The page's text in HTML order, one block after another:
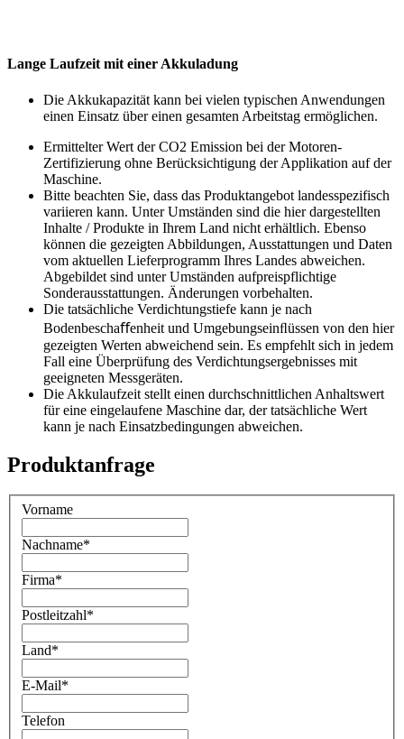
Lange Laufzeit mit einer Akkuladung
Die Akkukapazität kann bei vielen typischen Anwendungen
einen Einsatz über einen gesamten Arbeitstag ermöglichen.
Ermittelter Wert der CO2 Emission bei der Motoren-
Zertifizierung ohne Berücksichtigung der Applikation auf der
Maschine.
Bitte beachten Sie, dass das Produktangebot landesspezifisch
variieren kann. Unter Umständen sind die hier dargestellten
Inhalte / Produkte in Ihrem Land nicht erhältlich. Ebenso
können die gezeigten Abbildungen, Ausstattungen und Daten
vom aktuellen Lieferprogramm Ihres Landes abweichen.
Abgebildet sind unter Umständen aufpreispflichtige
Sonderausstattungen. Änderungen vorbehalten.
Die tatsächliche Verdichtungstiefe kann je nach
Bodenbeschaﬀenheit und Umgebungseinﬂüssen von den hier
gezeigten Werten abweichend sein. Es empfehlt sich in jedem
Fall eine Überprüfung des Verdichtungsergebnisses mit
geeigneten Messgeräten.
Die Akkulaufzeit stellt einen durchschnittlichen Anhaltswert
für eine eingelaufene Maschine dar, der tatsächliche Wert
kann je nach Einsatzbedingungen abweichen.
Produktanfrage
Vorname
Nachname*
Firma*
Postleitzahl*
Land*
E-Mail*
Telefon